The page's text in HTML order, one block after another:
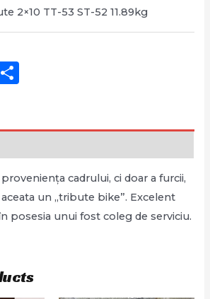
2×10 TT-53 ST-52 11.89kg
cadrului, ci doar a furcii,
un „tribute bike”. Excelent
posesia unui fost coleg de serviciu.